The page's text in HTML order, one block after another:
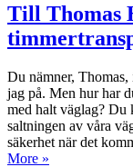
Till Thomas
Du nämner,
jag på. Men hur har
med halt väglag? Du
saltningen av våra
säkerhet när det
More »